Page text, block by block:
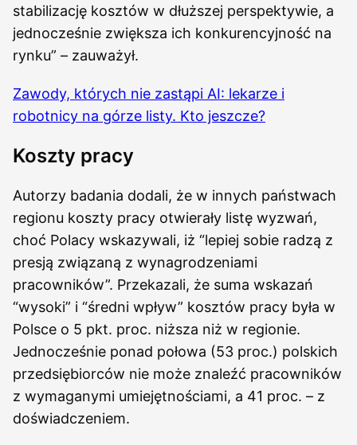
stabilizację kosztów w dłuższej perspektywie, a
jednocześnie zwiększa ich konkurencyjność na
rynku” – zauważył.
Zawody, których nie zastąpi AI: lekarze i
robotnicy na górze listy. Kto jeszcze?
Koszty pracy
Autorzy badania dodali, że w innych państwach
regionu koszty pracy otwierały listę wyzwań,
choć Polacy wskazywali, iż “lepiej sobie radzą z
presją związaną z wynagrodzeniami
pracowników”. Przekazali, że suma wskazań
“wysoki” i “średni wpływ” kosztów pracy była w
Polsce o 5 pkt. proc. niższa niż w regionie.
Jednocześnie ponad połowa (53 proc.) polskich
przedsiębiorców nie może znaleźć pracowników
z wymaganymi umiejętnościami, a 41 proc. – z
doświadczeniem.